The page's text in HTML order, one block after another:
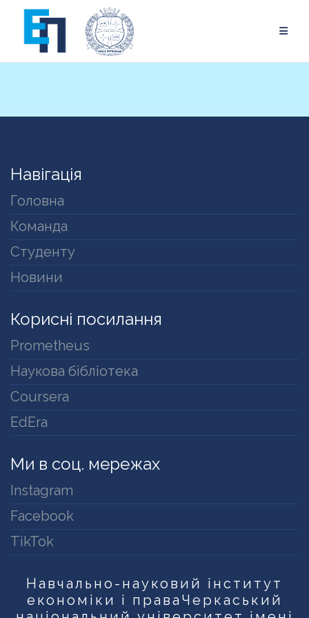
content
Навігація
Головна
Команда
Студенту
Новини
Корисні посилання
Prometheus
Наукова бібліотека
Coursera
EdEra
Ми в соц. мережах
Instagram
Facebook
TikTok
Навчально-науковий інститут
економіки і права Черкаський